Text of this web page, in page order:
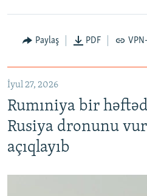
Paylaş PDF
İyul 27, 2026
Rumıniya bir
Rusiya dronunu
açıqlayıb